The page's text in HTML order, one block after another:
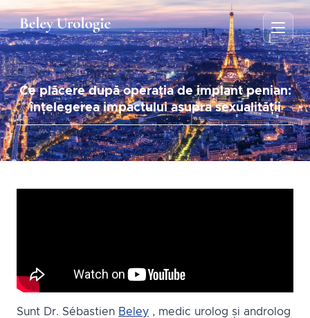
Ce plăcere după operația de implant penian:
înțelegerea impactului asupra sexualității
Sunt Dr. Sébastien Beley , medic urolog și androlog